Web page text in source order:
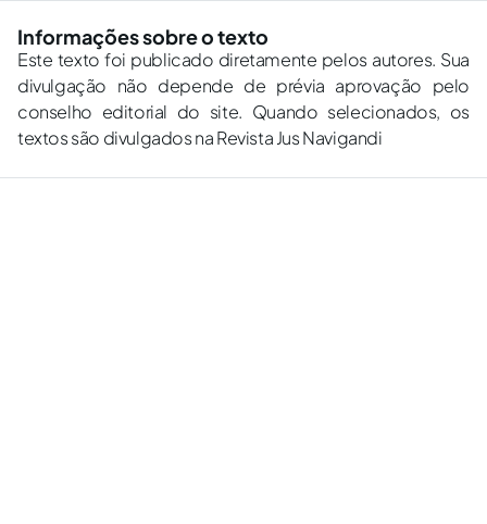
Informações sobre o texto
Este texto foi publicado diretamente pelos autores. Sua
divulgação não depende de prévia aprovação pelo
conselho editorial do site. Quando selecionados, os
textos são divulgados na Revista Jus Navigandi